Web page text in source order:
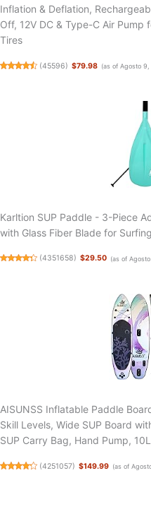
Inflation & Deflation,
Off, 12V DC & Type-C Air
Tires
(45596) $79.98 (as of Agosto
Karltion SUP Paddle - 3-Piece
with Glass Fiber Blade for
(4351658) $29.50 (as of
AISUNSS Inflatable Paddle
Skill Levels, Wide SUP Board
SUP Carry Bag, Hand Pump,
(4251057) $149.99 (as of